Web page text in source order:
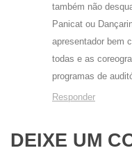
também não
Panicat ou
apresentador bem
todas e as
programas de
Responder
DEIXE UM